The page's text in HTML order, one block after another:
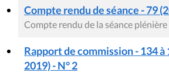
Compte rendu de séance - 79
Compte rendu de la séance
Rapport de commission - 134 à
2019) - N° 2